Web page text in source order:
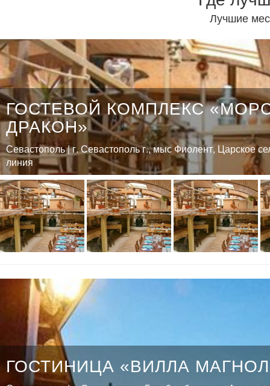
Лучшие
ГОСТЕВОЙ КОМПЛЕКС
ДРАКОН»
Севастополь | г. Севастополь г., мыс Фиолент, Царское
линия
ГОСТИНИЦА «ВИЛЛА